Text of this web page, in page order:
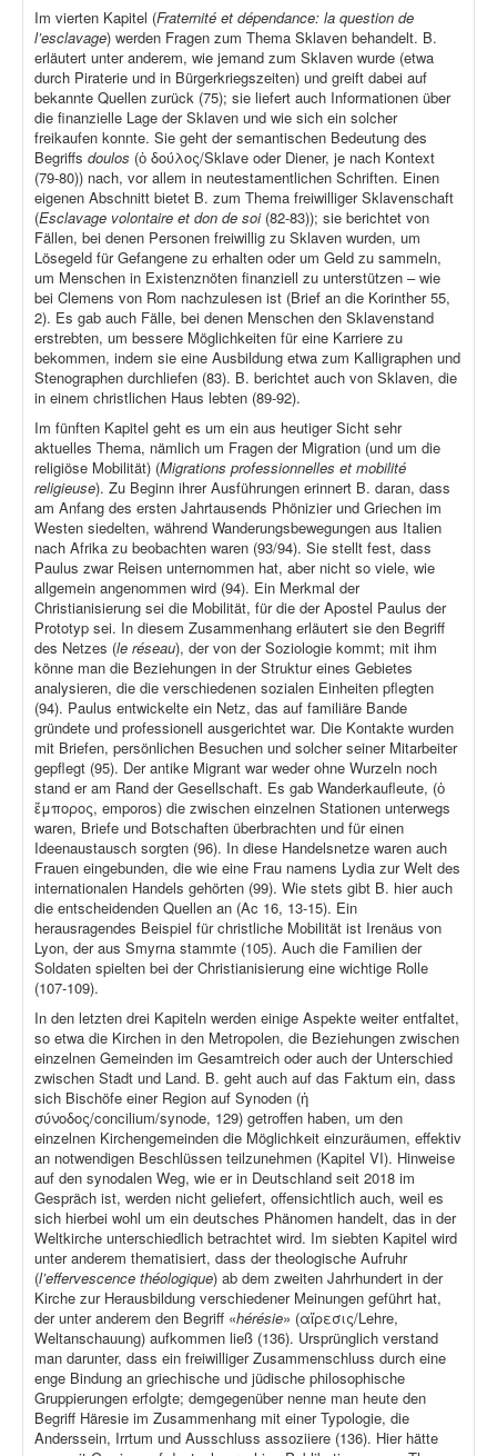
Im vierten Kapitel (Fraternité et dépendance: la question de
l’esclavage) werden Fragen zum Thema Sklaven behandelt. B.
erläutert unter anderem, wie jemand zum Sklaven wurde (etwa
durch Piraterie und in Bürgerkriegszeiten) und greift dabei auf
bekannte Quellen zurück (75); sie liefert auch Informationen über
die finanzielle Lage der Sklaven und wie sich ein solcher
freikaufen konnte. Sie geht der semantischen Bedeutung des
Begriffs doulos (ὁ δούλος/Sklave oder Diener, je nach Kontext
(79-80)) nach, vor allem in neutestamentlichen Schriften. Einen
eigenen Abschnitt bietet B. zum Thema freiwilliger Sklavenschaft
(Esclavage volontaire et don de soi(82-83)); sie berichtet von
Fällen, bei denen Personen freiwillig zu Sklaven wurden, um
Lösegeld für Gefangene zu erhalten oder um Geld zu sammeln,
um Menschen in Existenznöten finanziell zu unterstützen – wie
bei Clemens von Rom nachzulesen ist (Brief an die Korinther 55,
2). Es gab auch Fälle, bei denen Menschen den Sklavenstand
erstrebten, um bessere Möglichkeiten für eine Karriere zu
bekommen, indem sie eine Ausbildung etwa zum Kalligraphen und
Stenographen durchliefen (83). B. berichtet auch von Sklaven, die
in einem christlichen Haus lebten (89-92).
Im fünften Kapitel geht es um ein aus heutiger Sicht sehr
aktuelles Thema, nämlich um Fragen der Migration (und um die
religiöse Mobilität) (Migrations professionnelles et mobilité
religieuse). Zu Beginn ihrer Ausführungen erinnert B. daran, dass
am Anfang des ersten Jahrtausends Phönizier und Griechen im
Westen siedelten, während Wanderungsbewegungen aus Italien
nach Afrika zu beobachten waren (93/94). Sie stellt fest, dass
Paulus zwar Reisen unternommen hat, aber nicht so viele, wie
allgemein angenommen wird (94). Ein Merkmal der
Christianisierung sei die Mobilität, für die der Apostel Paulus der
Prototyp sei. In diesem Zusammenhang erläutert sie den Begriff
des Netzes (le réseau), der von der Soziologie kommt; mit ihm
könne man die Beziehungen in der Struktur eines Gebietes
analysieren, die die verschiedenen sozialen Einheiten pflegten
(94). Paulus entwickelte ein Netz, das auf familiäre Bande
gründete und professionell ausgerichtet war. Die Kontakte wurden
mit Briefen, persönlichen Besuchen und solcher seiner Mitarbeiter
gepflegt (95). Der antike Migrant war weder ohne Wurzeln noch
stand er am Rand der Gesellschaft. Es gab Wanderkaufleute, (ὁ
ἔμπορος, emporos) die zwischen einzelnen Stationen unterwegs
waren, Briefe und Botschaften überbrachten und für einen
Ideenaustausch sorgten (96). In diese Handelsnetze waren auch
Frauen eingebunden, die wie eine Frau namens Lydia zur Welt des
internationalen Handels gehörten (99). Wie stets gibt B. hier auch
die entscheidenden Quellen an (Ac 16, 13-15). Ein
herausragendes Beispiel für christliche Mobilität ist Irenäus von
Lyon, der aus Smyrna stammte (105). Auch die Familien der
Soldaten spielten bei der Christianisierung eine wichtige Rolle
(107-109).
In den letzten drei Kapiteln werden einige Aspekte weiter entfaltet,
so etwa die Kirchen in den Metropolen, die Beziehungen zwischen
einzelnen Gemeinden im Gesamtreich oder auch der Unterschied
zwischen Stadt und Land. B. geht auch auf das Faktum ein, dass
sich Bischöfe einer Region auf Synoden (ἡ
σύνοδος/concilium/synode, 129) getroffen haben, um den
einzelnen Kirchengemeinden die Möglichkeit einzuräumen, effektiv
an notwendigen Beschlüssen teilzunehmen (Kapitel VI). Hinweise
auf den synodalen Weg, wie er in Deutschland seit 2018 im
Gespräch ist, werden nicht geliefert, offensichtlich auch, weil es
sich hierbei wohl um ein deutsches Phänomen handelt, das in der
Weltkirche unterschiedlich betrachtet wird. Im siebten Kapitel wird
unter anderem thematisiert, dass der theologische Aufruhr
(l’effervescence théologique) ab dem zweiten Jahrhundert in der
Kirche zur Herausbildung verschiedener Meinungen geführt hat,
der unter anderem den Begriff «hérésie» (αἵρεσις/Lehre,
Weltanschauung) aufkommen ließ (136). Ursprünglich verstand
man darunter, dass ein freiwilliger Zusammenschluss durch eine
enge Bindung an griechische und jüdische philosophische
Gruppierungen erfolgte; demgegenüber nenne man heute den
Begriff Häresie im Zusammenhang mit einer Typologie, die
Anderssein, Irrtum und Ausschluss assoziiere (136). Hier hätte